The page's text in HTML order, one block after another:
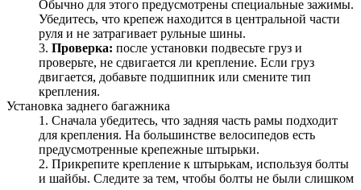
Обычно для этого предусмотрены специальные зажимы.
Убедитесь, что крепеж находится в центральной части
руля и не затрагивает рульные шины.
Проверка: после установки подвесьте груз и
проверьте, не сдвигается ли крепление. Если груз
двигается, добавьте подшипник или смените тип
крепления.
Установка заднего багажника
Сначала убедитесь, что задняя часть рамы подходит
для крепления. На большинстве велосипедов есть
предусмотренные крепежные штырьки.
Прикрепите крепление к штырькам, используя болты
и шайбы. Следите за тем, чтобы болты не были слишком